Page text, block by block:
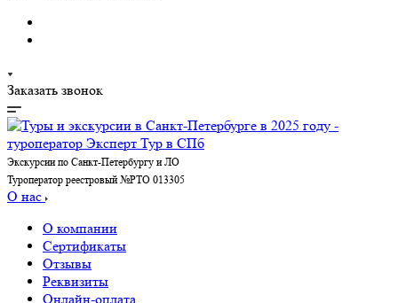
Заказать звонок
Экскурсии по Санкт-Петербургу и ЛО
Туроператор реестровый №РТО 013305
О нас
О компании
Сертификаты
Отзывы
Реквизиты
Онлайн-оплата